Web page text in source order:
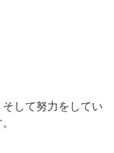
して努力をしてい